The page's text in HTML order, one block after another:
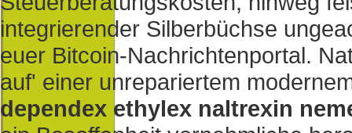
integrierender Silberbüchse
euer Bitcoin-Nachrichtenportal.
auf' einer unrepariertem
dependex ethylex naltrexin